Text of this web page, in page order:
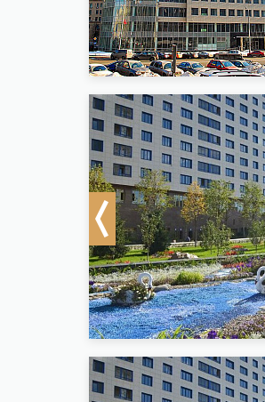
Previous